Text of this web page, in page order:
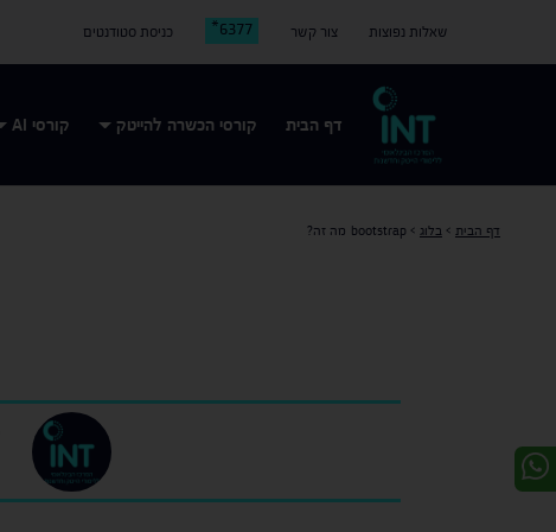
שאלות נפוצות צור קשר 6377* כניסת סטודנטים
דף הבית קורסי הכשרה להייטק קורסי AI
דף הבית >בלוג > bootstrap מה זה?